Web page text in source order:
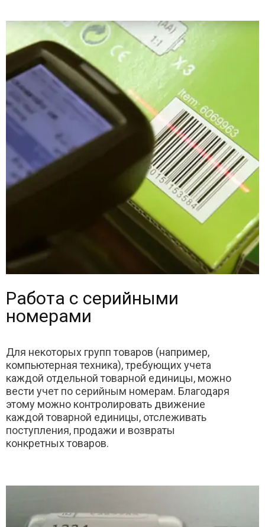
Работа с серийными
номерами
Для некоторых групп товаров (например,
компьютерная техника), требующих учета
каждой отдельной товарной единицы, можно
вести учет по серийным номерам. Благодаря
этому можно контролировать движение
каждой товарной единицы, отслеживать
поступления, продажи и возвраты
конкретных товаров.